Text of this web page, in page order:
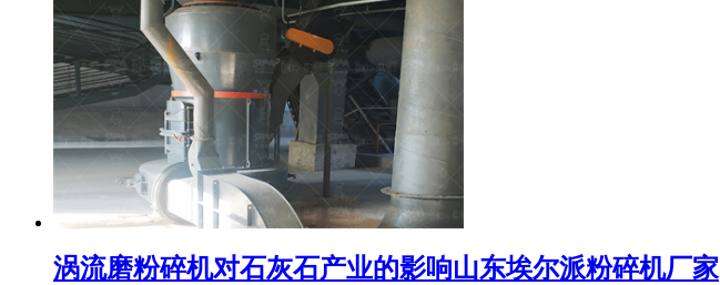
涡流磨粉碎机对石灰石产业的影响山东埃尔派粉碎机厂家